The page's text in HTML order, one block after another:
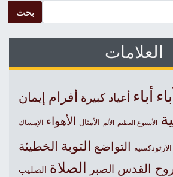
العلامات
أباء أعياد كبيرة أفرام إيمان
الأسبوع العظيم الألم الأمثال الأهواء الإمساك
التواضع التوبة الخطيئة
القدس الصبر الصلاة الصليب